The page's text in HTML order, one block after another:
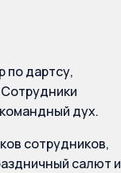
по дартсу,
дух.
сотрудников,
салют и